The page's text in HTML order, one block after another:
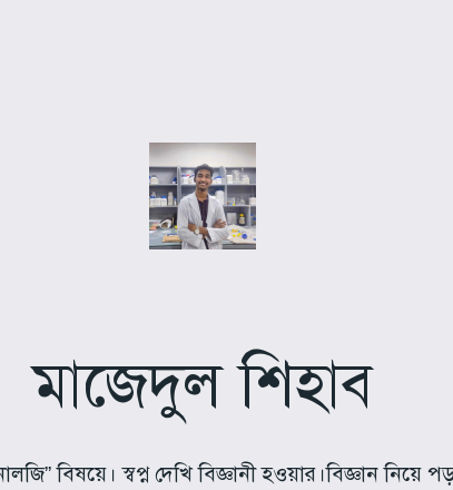
মাজেদুল শিহাব
বিষয়ে। স্বপ্ন দেখি বিজ্ঞানী হওয়ার।বিজ্ঞান